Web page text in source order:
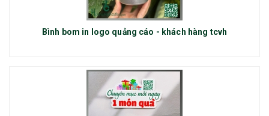
Bình bom in logo quảng cáo - khách hàng tcvh